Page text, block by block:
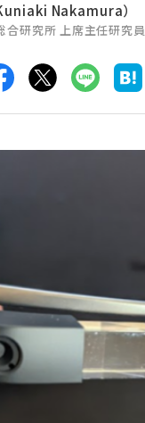
Nakamura）
合研究所 上席主任研究員